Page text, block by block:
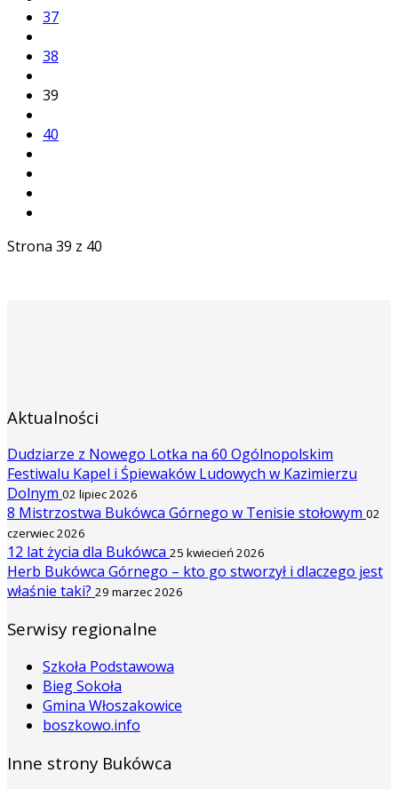
37
38
39
40
Strona 39 z 40
Aktualności
Dudziarze z Nowego Lotka na 60 Ogólnopolskim
Festiwalu Kapel i Śpiewaków Ludowych w Kazimierzu
Dolnym 02 lipiec 2026
8 Mistrzostwa Bukówca Górnego w Tenisie stołowym 02
czerwiec 2026
12 lat życia dla Bukówca 25 kwiecień 2026
Herb Bukówca Górnego – kto go stworzył i dlaczego jest
właśnie taki? 29 marzec 2026
Serwisy regionalne
Szkoła Podstawowa
Bieg Sokoła
Gmina Włoszakowice
boszkowo.info
Inne strony Bukówca